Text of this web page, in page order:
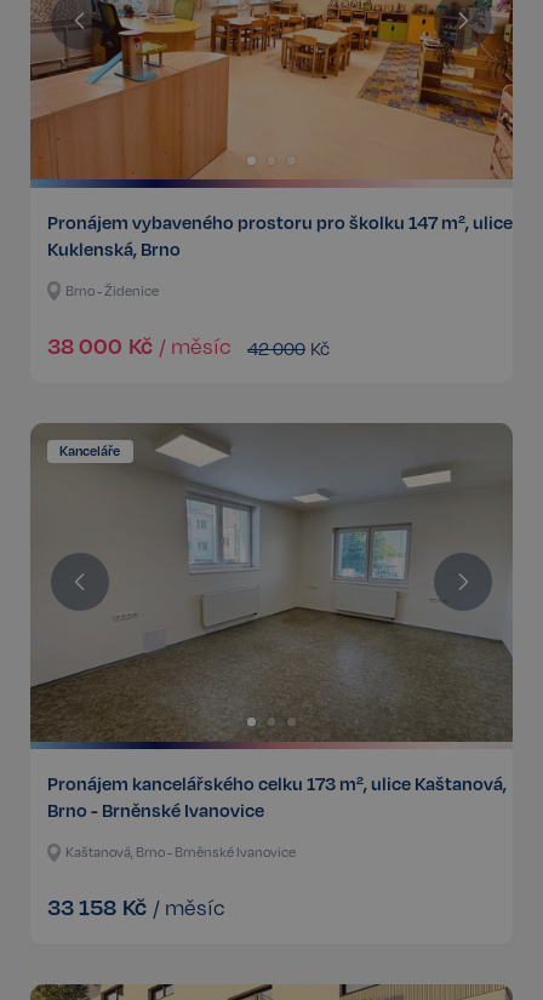
Pronájem vybaveného prostoru pro školku 147 m², ulice
Kuklenská, Brno
Brno - Židenice
38 000 Kč / měsíc 42 000 Kč
Kanceláře
Pronájem kancelářského celku 173 m², ulice Kaštanová,
Brno - Brněnské Ivanovice
Kaštanová, Brno - Brněnské Ivanovice
33 158 Kč / měsíc